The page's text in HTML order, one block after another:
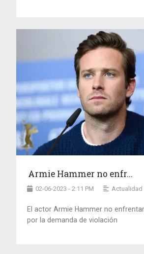
Armie Hammer no enfr...
02-06-2023 - 2:11 PM Actualidad
El actor Armie Hammer no
por la demanda de violación